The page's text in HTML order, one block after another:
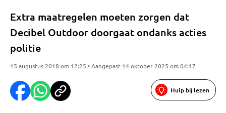
Extra maatregelen moeten zorgen dat
Decibel Outdoor doorgaat ondanks acties
politie
15 augustus 2018 om 12:25 • Aangepast 14 oktober 2025 om 04:17
Hulp bij lezen